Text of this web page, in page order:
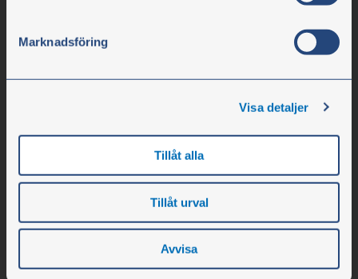
Marknadsföring
Visa detaljer
Tillåt alla
Tillåt urval
Avvisa
Tfn +46 304-75 10 50
info@olssonparts.com